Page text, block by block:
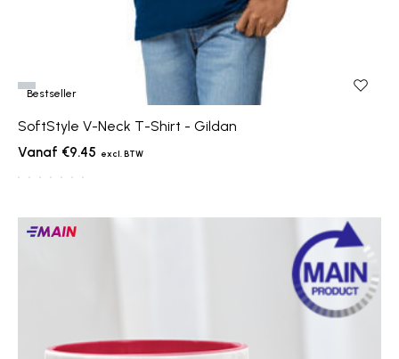
Bestseller
SoftStyle V-Neck T-Shirt - Gildan
€9.45
Main